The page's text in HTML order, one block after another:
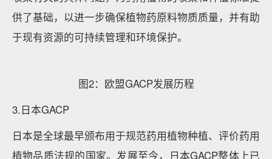
供了基础，以进一步确保植物药原料物质质量，并有助
于现有资源的可持续管理和环境保护。
图2：欧盟GACP发展历程
3.日本GACP
日本是全球最早颁布用于规范药用植物种植、评价药用
植物品质法规的国家。发展至今，日本GACP整体上已